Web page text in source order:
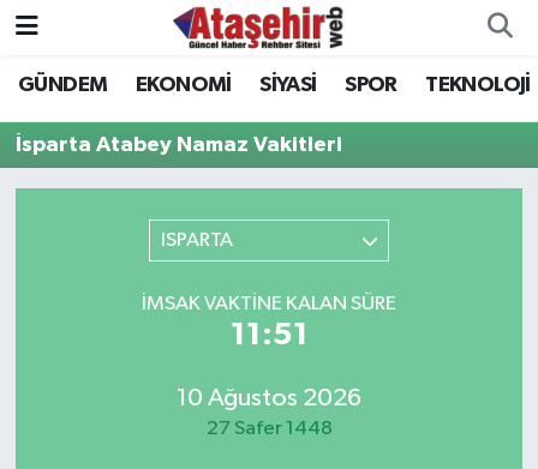
GÜNDEM EKONOMİ SİYASİ SPOR TEKNOLOJİ
İsparta Atabey Namaz Vakitleri
ISPARTA
İMSAK VAKTINE KALAN SÜRE
11:51
10 Ağustos 2026
27 Safer 1448
Hava Durumu
Trafik Durumu
Son Dakika Haberleri
Haber Arşivi